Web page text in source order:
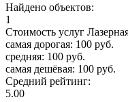
Найдено объектов:
1
Стоимость услуг
самая дорогая: 100 руб.
средняя: 100 руб.
самая дешёвая: 100 руб.
Средний рейтинг:
5.00